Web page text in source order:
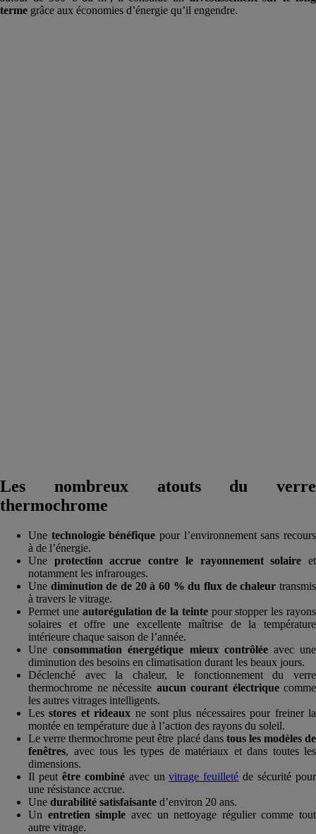
terme grâce aux économies d’énergie qu’il engendre.
Les nombreux atouts du verre
thermochrome
Une technologie bénéfique pour l’environnement sans recours
à de l’énergie.
Une protection accrue contre le rayonnement solaire et
notamment les infrarouges.
Une diminution de de 20 à 60 % du flux de chaleur transmis
à travers le vitrage.
Permet une autorégulation de la teintepour stopper les rayons
solaires et offre une excellente maîtrise de la température
intérieure chaque saison de l’année.
Une consommation énergétique mieux contrôléeavec une
diminution des besoins en climatisation durant les beaux jours.
Déclenché avec la chaleur, le fonctionnement du verre
thermochrome ne nécessite aucun courant électriquecomme
les autres vitrages intelligents.
Lesstores et rideaux ne sont plus nécessaires pour freiner la
montée en température due à l’action des rayons du soleil.
Le verre thermochrome peut être placé dans tous les modèles de
fenêtres, avec tous les types de matériaux et dans toutes les
dimensions.
Il peutêtre combinéavec unvitrage feuilleté de sécurité pour
une résistance accrue.
Une durabilité satisfaisante d’environ 20 ans.
Un entretien simple avec un nettoyage régulier comme tout
autre vitrage.